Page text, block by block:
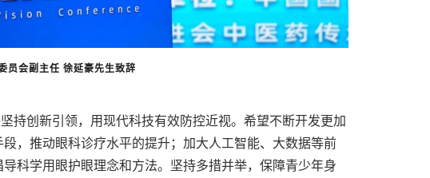
员会副主任徐延豪先生致辞
持创新引领，用现代科技有效防控近视。希望不断开发更加
，推动眼科诊疗水平的提升；加大人工智能、大数据等前
科学用眼护眼理念和方法。坚持多措并举，保障青少年身